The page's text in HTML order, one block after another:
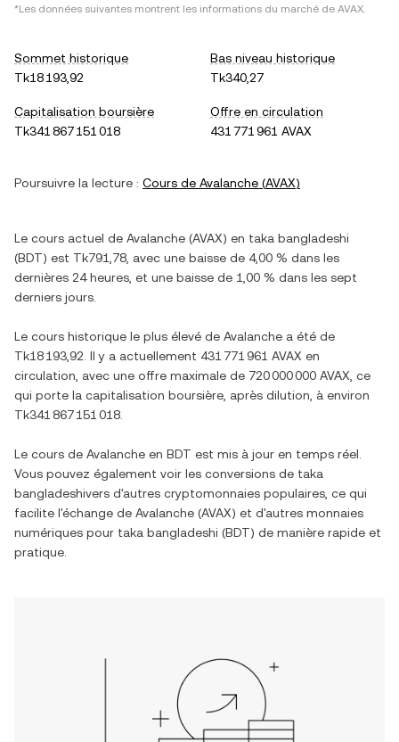
*Les données suivantes montrent les informations du marché de AVAX.
Sommet historique
Tk18 193,92
Bas niveau historique
Tk340,27
Capitalisation boursière
Tk341 867 151 018
Offre en circulation
431 771 961 AVAX
Poursuivre la lecture : Cours de Avalanche (AVAX)
Le cours actuel de Avalanche (AVAX) en taka bangladeshi
(BDT) est Tk791,78 , avec une baisse de 4,00 % dans les
dernières 24 heures, et une baisse de 1,00 % dans les sept
derniers jours.
Le cours historique le plus élevé de Avalanche a été de
Tk18 193,92 . Il y a actuellement 431 771 961 AVAX en
circulation, avec une offre maximale de 720 000 000 AVAX , ce
qui porte la capitalisation boursière, après dilution, à environ
Tk341 867 151 018
Le cours de Avalanche en BDT est mis à jour en temps réel.
Vous pouvez également voir les conversions de taka
bangladeshivers d'autres cryptomonnaies populaires, ce qui
facilite l'échange de Avalanche (AVAX) et d'autres monnaies
numériques pour taka bangladeshi (BDT) de manière rapide et
pratique.